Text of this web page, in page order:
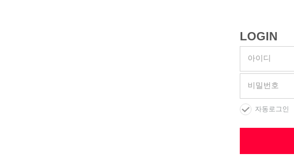
LOGIN
아이디
비밀번호
자동로그인